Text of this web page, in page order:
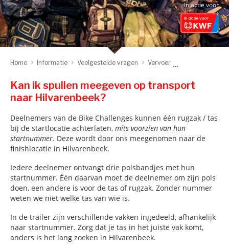
In actie voor
Home Informatie Veelgestelde vragen Vervoer
Kan ik spullen meegeven op transport
naar Hilvarenbeek?
Deelnemers van de Bike Challenges kunnen één rugzak / tas
bij de startlocatie achterlaten, mits voorzien van hun
startnummer. Deze wordt door ons meegenomen naar de
finishlocatie in Hilvarenbeek.
Iedere deelnemer ontvangt drie polsbandjes met hun
startnummer. Één daarvan moet de deelnemer om zijn pols
doen, een andere is voor de tas of rugzak. Zonder nummer
weten we niet welke tas van wie is.
In de trailer zijn verschillende vakken ingedeeld, afhankelijk
naar startnummer. Zorg dat je tas in het juiste vak komt,
anders is het lang zoeken in Hilvarenbeek.